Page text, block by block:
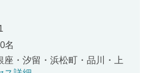
ミ評価
名
座・汐留・浜松町・品川・上